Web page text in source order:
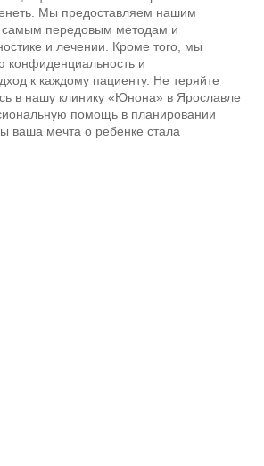
Мы предоставляем нашим
самым передовым методам и
и лечении. Кроме того, мы
конфиденциальность и
к каждому пациенту. Не теряйте
в нашу клинику «Юнона» в Ярославле
помощь в планировании
ваша мечта о ребенке стала